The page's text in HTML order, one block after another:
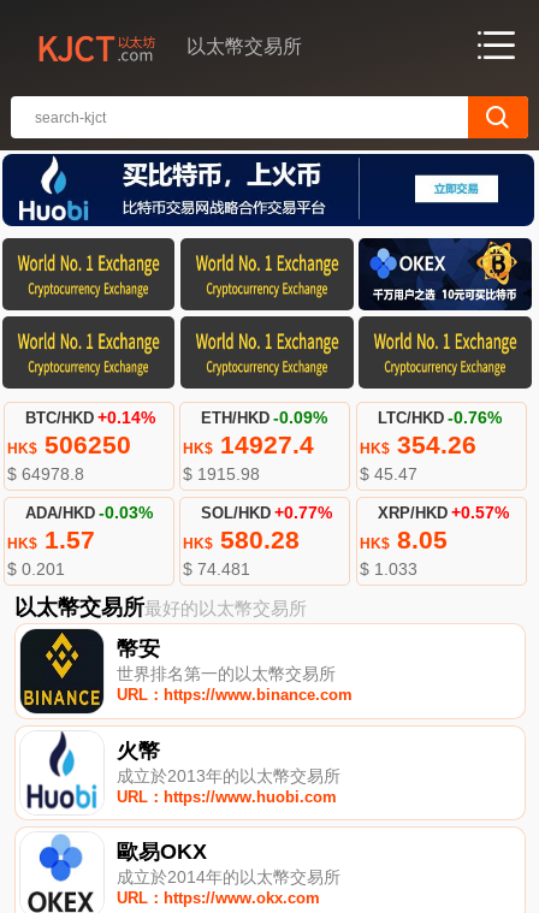
以太幣交易所
BTC/HKD +0.14%
HK$506250
$ 64978.8
ETH/HKD -0.09%
HK$ 14927.4
$ 1915.98
LTC/HKD -0.76%
HK$354.26
$ 45.47
ADA/HKD -0.03%
HK$1.57
$ 0.201
SOL/HKD +0.77%
HK$ 580.28
$ 74.481
XRP/HKD +0.57%
HK$8.05
$ 1.033
以太幣交易所最好的以太幣交易所
幣安
世界排名第一的以太幣交易所
URL：https://www.binance.com
火幣
成立於2013年的以太幣交易所
URL：https://www.huobi.com
歐易OKX
成立於2014年的以太幣交易所
URL：https://www.okx.com